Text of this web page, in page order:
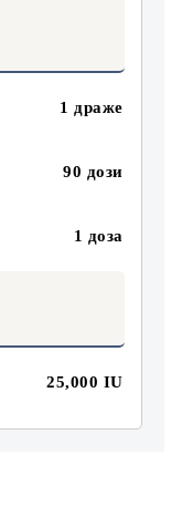
1 драже
90 дози
1 доза
25,000 IU